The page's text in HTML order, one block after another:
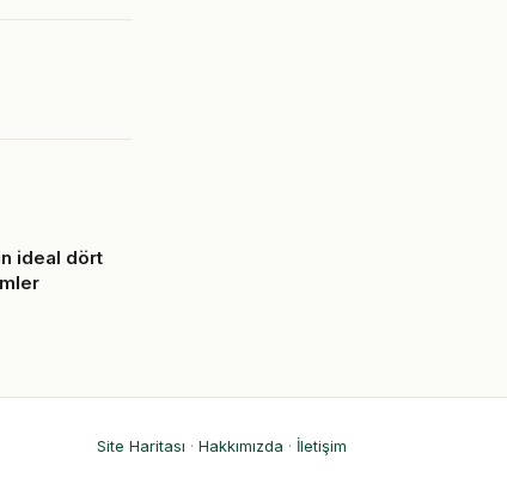
ideal dört
Site Haritası · Hakkımızda · İletişim